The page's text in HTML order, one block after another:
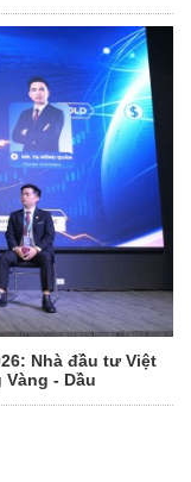
Nhà đầu tư Việt
- Dầu